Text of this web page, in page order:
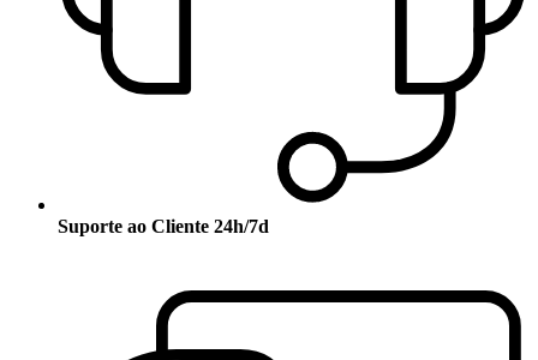
Suporte ao Cliente 24h/7d